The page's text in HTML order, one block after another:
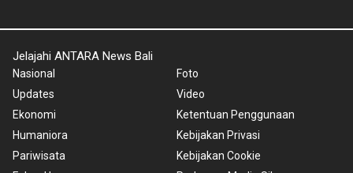
Jelajahi ANTARA News Bali
Nasional
Updates
Ekonomi
Humaniora
Pariwisata
Foto
Video
Ketentuan Penggunaan
Kebijakan Privasi
Kebijakan Cookie